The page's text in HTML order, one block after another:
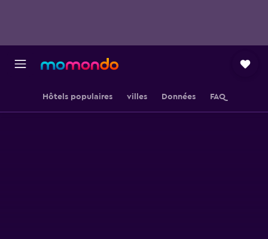
Hôtels populaires villes Données FAQ